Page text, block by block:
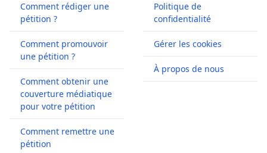
Comment rédiger une
pétition ?
Comment promouvoir
une pétition ?
Comment obtenir une
couverture médiatique
pour votre pétition
Comment remettre une
pétition
Politique de
confidentialité
Gérer les cookies
À propos de nous